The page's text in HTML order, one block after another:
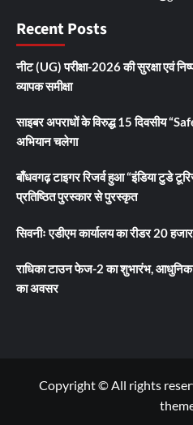
Recent Posts
नीट (UG) परीक्षा-2026 की सुरक्षा एवं
व्यापक समीक्षा
साइबर अपराधों के विरुद्ध 15 दिवसीय
अभियान चलेगा
बाँधवगढ़ टाइगर रिजर्व हुआ “इंडिया टुडे
प्रतिष्ठित पुरस्कार से पुरस्कृत
सिवनीः एडीएम कार्यालय का रीडर 20
राधिका टाउन फेज-2 का शुभारंभ,
का अवसर
Copyright © All rights